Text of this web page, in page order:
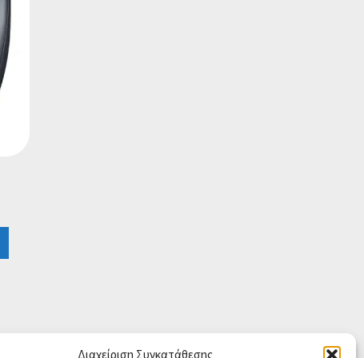
Διαχείριση Συγκατάθεσης